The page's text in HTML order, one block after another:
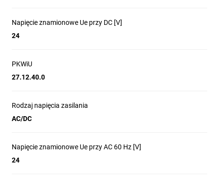
Napięcie znamionowe Ue przy DC [V]
24
PKWiU
27.12.40.0
Rodzaj napięcia zasilania
AC/DC
Napięcie znamionowe Ue przy AC 60 Hz [V]
24